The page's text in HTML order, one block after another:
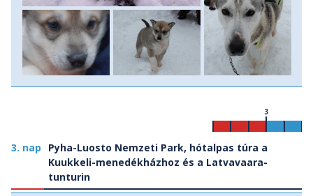
3. nap
Pyha-Luosto Nemzeti Park, hótalpas túra a
Kuukkeli-menedékházhoz és a Latvavaara-
tunturin
3